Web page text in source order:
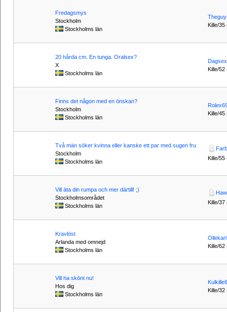
Fredagsmys
Stockholm
Stockholms län
Kille/35
20 hårda cm. En tunga. Oralsex?
X
Stockholms län
Dagsex
Kille/52
Finns det någon med en önskan?
Stockholm
Stockholms län
Kille/45
Två män söker kvinna eller kanske ett par med sugen fru
Stockholm
Stockholms län
Kille/55
Vill äta din rumpa och mer därtill! ;)
Stockholmsområdet
Stockholms län
Kille/37
Kravlöst
Arlanda med omnejd
Stockholms län
Ollekarl
Kille/62
Vill ha skönt nu!
Hos dig
Stockholms län
Kille/32